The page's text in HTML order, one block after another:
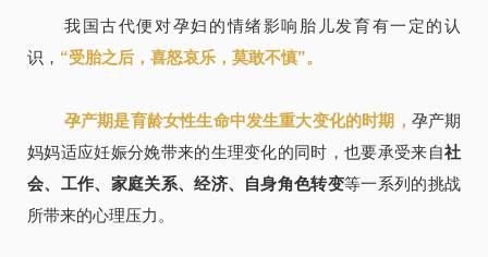
我国古代便对孕妇的情绪影响胎儿发育有一定的认
识， “受胎之后，喜怒哀乐，莫敢不慎”。
孕产期是育龄女性生命中发生重大变化的时期， 孕产期
妈妈适应妊娠分娩带来的生理变化的同时，也要承受来自社
会、工作、家庭关系、经济、自身角色转变等一系列的挑战
所带来的心理压力。